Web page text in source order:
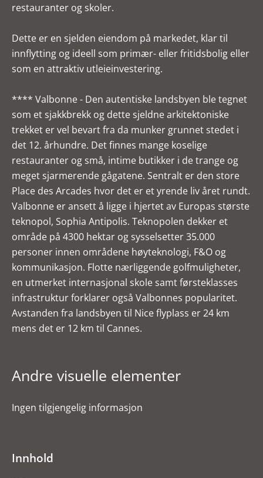
restauranter og skoler.
Dette er en sjelden eiendom på markedet, klar til
innflytting og ideell som primær- eller fritidsbolig eller
som en attraktiv utleieinvestering.
**** Valbonne - Den autentiske landsbyen ble tegnet
som et sjakkbrekk og dette sjeldne arkitektoniske
trekket er vel bevart fra da munker grunnet stedet i
det 12. århundre. Det finnes mange koselige
restauranter og små, intime butikker i de trange og
meget sjarmerende gågatene. Sentralt er den store
Place des Arcades hvor det er et yrende liv året rundt.
Valbonne er ansett å ligge i hjertet av Europas største
teknopol, Sophia Antipolis. Teknopolen dekker et
område på 4300 hektar og sysselsetter 35.000
personer innen områdene høyteknologi, F&O og
kommunikasjon. Flotte nærliggende golfmuligheter,
en utmerket internasjonal skole samt førsteklasses
infrastruktur forklarer også Valbonnes popularitet.
Avstanden fra landsbyen til Nice flyplass er 24 km
mens det er 12 km til Cannes.
Andre visuelle elementer
Ingen tilgjengelig informasjon
Innhold